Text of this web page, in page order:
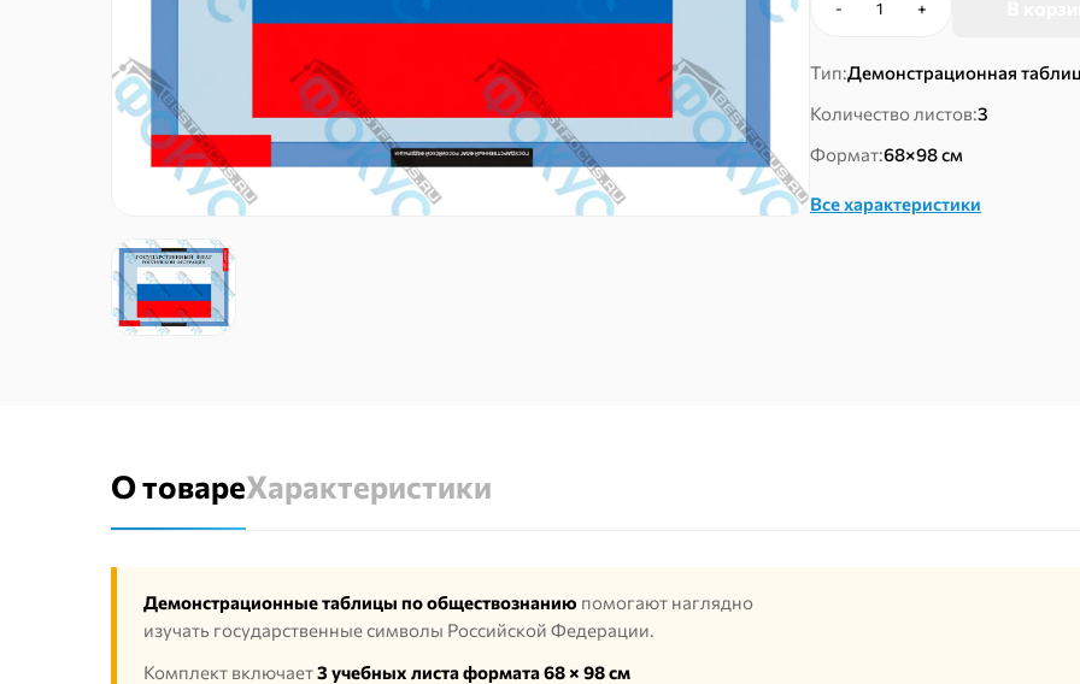
-
Количество
Демонстрационные
«Государственные
символы
России»
+
Тип:Демонстрационная
Количество листов:3
Формат:68×98 см
Все характеристики
О товареХарактеристики
Демонстрационные таблицы по обществознанию помогают наглядно
изучать государственные символы Российской Федерации.
Комплект включает3 учебных листа формата 68 × 98 см